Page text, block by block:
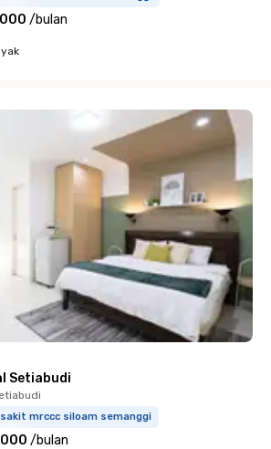
/bulan
Setiabudi
mrccc siloam semanggi
/bulan